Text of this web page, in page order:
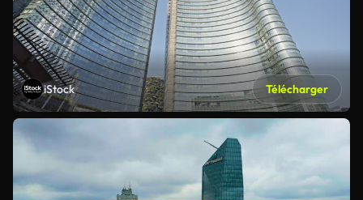
iStock Télécharger